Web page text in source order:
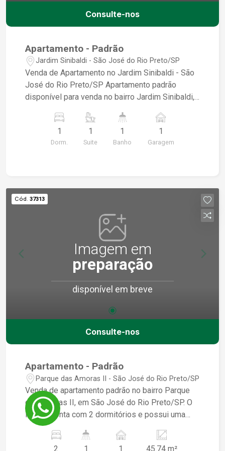
Consulte-nos
Apartamento - Padrão
Jardim Sinibaldi - São José do Rio Preto/SP
Venda de Apartamento no Jardim Sinibaldi - São
José do Rio Preto/SP Apartamento padrão
disponível para venda no bairro Jardim Sinibaldi,
2 - Garagens: 1 - Área construída: 58,54 m² Este é
um excelente empreendimento para quem busca
conforto e praticidade em uma localização
1
Dorm.
1
Suite
1
Banho
1
Garagem
Cód. 37313
Imagem em
preparação
disponível em breve
Consulte-nos
Apartamento - Padrão
Parque das Amoras II - São José do Rio Preto/SP
Venda de apartamento padrão no bairro Parque
das Amoras II, em São José do Rio Preto/SP. O
imóvel conta com 2 dormitórios e possui uma
área construída de 45,74 m². Excelente
oportunidade para quem busca conforto e
2 1 1 45.74 m²